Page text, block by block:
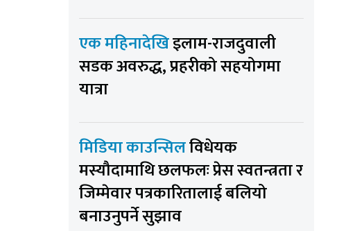
एक महिनादेखिइलाम-राजदुवाली
सडक अवरुद्ध, प्रहरीको सहयोगमा
यात्रा
मिडिया काउन्सिलविधेयक
मस्यौदामाथि छलफलः प्रेस स्वतन्त्रता र
जिम्मेवार पत्रकारितालाई बलियो
बनाउनुपर्ने सुझाव